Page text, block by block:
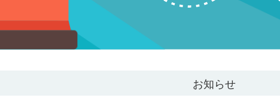
お知らせ